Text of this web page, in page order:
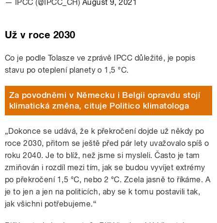
— IPCC (@IPCC_CH) August 9, 2021
Už v roce 2030
Co je podle Tolasze ve zprávě IPCC důležité, je popis
stavu po oteplení planety o 1,5 °C.
Za povodněmi v Německu i Belgii opravdu stojí
klimatická změna, cituje Politico klimatologa
„Dokonce se udává, že k překročení dojde už někdy po
roce 2030, přitom se ještě před pár lety uvažovalo spíš o
roku 2040. Je to blíž, než jsme si mysleli. Často je tam
zmiňován i rozdíl mezi tím, jak se budou vyvíjet extrémy
po překročení 1,5 °C, nebo 2 °C. Zcela jasně to říkáme. A
je to jen a jen na politicích, aby se k tomu postavili tak,
jak všichni potřebujeme.“